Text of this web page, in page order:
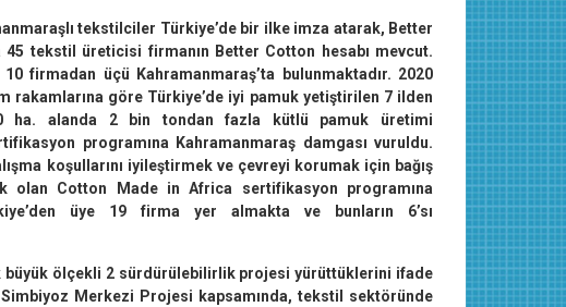
tekstilciler Türkiye’de bir ilke imza atarak, Better
45 tekstil üreticisi firmanın Better Cotton hesabı mevcut.
firmadan üçü Kahramanmaraş’ta bulunmaktadır. 2020
göre Türkiye’de iyi pamuk yetiştirilen 7 ilden
ha. alanda 2 bin tondan fazla kütlü pamuk üretimi
programına Kahramanmaraş damgası vuruldu.
koşullarını iyileştirmek ve çevreyi korumak için bağış
olan Cotton Made in Africa sertifikasyon programına
üye 19 firma yer almakta ve bunların 6’sı
büyük ölçekli 2 sürdürülebilirlik projesi yürüttüklerini ifade
Merkezi Projesi kapsamında, tekstil sektöründe